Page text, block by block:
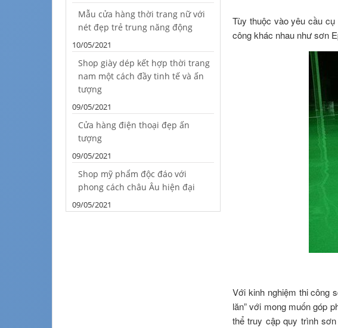
Tùy thuộc vào yêu cầu
công khác nhau như sơn
Với kinh nghiệm thi công
lăn” với mong muốn góp
thể truy cập quy trình
Mẫu cửa hàng thời trang nữ với
nét đẹp trẻ trung năng động
10/05/2021
Shop giày dép kết hợp thời trang
nam một cách đầy tinh tế và ấn
tượng
09/05/2021
Cửa hàng điện thoại đẹp ấn
tượng
09/05/2021
Shop mỹ phẩm độc đáo với
phong cách châu Âu hiện đại
09/05/2021